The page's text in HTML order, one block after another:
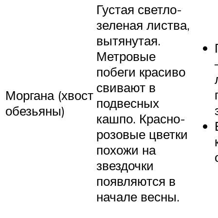
Моргана (хвост
обезьяны)
Густая светло-
зеленая листва,
вытянутая.
Метровые
побеги красиво
свивают в
подвесных
кашпо. Красно-
розовые цветки
похожи на
звездочки
появляются в
начале весны.